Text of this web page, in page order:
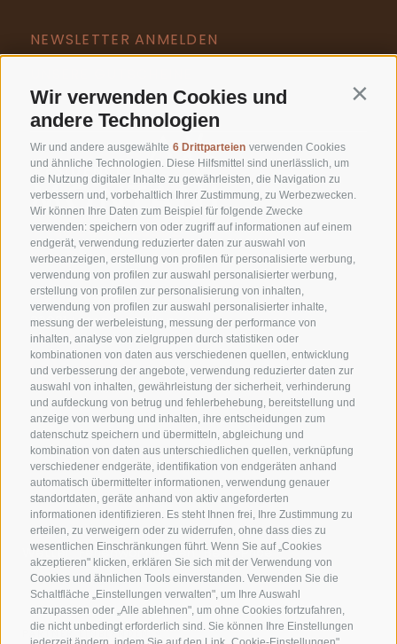
Wir verwenden Cookies und
andere Technologien
Wir und andere ausgewählte 6 Drittparteien verwenden Cookies
und ähnliche Technologien. Diese Hilfsmittel sind unerlässlich, um
die Nutzung digitaler Inhalte zu gewährleisten, die Navigation zu
verbessern und, vorbehaltlich Ihrer Zustimmung, zu Werbezwecken.
Wir können Ihre Daten zum Beispiel für folgende Zwecke
verwenden: speichern von oder zugriff auf informationen auf einem
endgerät, verwendung reduzierter daten zur auswahl von
werbeanzeigen, erstellung von profilen für personalisierte werbung,
verwendung von profilen zur auswahl personalisierter werbung,
erstellung von profilen zur personalisierung von inhalten,
verwendung von profilen zur auswahl personalisierter inhalte,
messung der werbeleistung, messung der performance von
inhalten, analyse von zielgruppen durch statistiken oder
kombinationen von daten aus verschiedenen quellen, entwicklung
und verbesserung der angebote, verwendung reduzierter daten zur
auswahl von inhalten, gewährleistung der sicherheit, verhinderung
und aufdeckung von betrug und fehlerbehebung, bereitstellung und
anzeige von werbung und inhalten, ihre entscheidungen zum
datenschutz speichern und übermitteln, abgleichung und
kombination von daten aus unterschiedlichen quellen, verknüpfung
verschiedener endgeräte, identifikation von endgeräten anhand
automatisch übermittelter informationen, verwendung genauer
standortdaten, geräte anhand von aktiv angeforderten
informationen identifizieren. Es steht Ihnen frei, Ihre Zustimmung zu
erteilen, zu verweigern oder zu widerrufen, ohne dass dies zu
wesentlichen Einschränkungen führt. Wenn Sie auf „Cookies
akzeptieren" klicken, erklären Sie sich mit der Verwendung von
Cookies und ähnlichen Tools einverstanden. Verwenden Sie die
Schaltfläche „Einstellungen verwalten", um Ihre Auswahl
anzupassen oder „Alle ablehnen", um ohne Cookies fortzufahren,
die nicht unbedingt erforderlich sind. Sie können Ihre Einstellungen
PREIS BERECHNEN
BEST-PREIS-GARANTIE
T +39 0473 623302
info@residence-montani.com
Plafatweg 14-16
39021 Latsch-Italien
NEWSLETTER ANMELDEN
Wetter Ferienwohnungen Best-Price
PARTNER EINBLENDEN